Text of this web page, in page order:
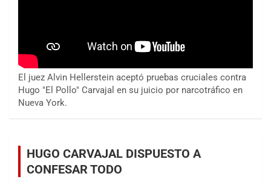
El juez Alvin Hellerstein aceptó pruebas cruciales contra
Hugo "El Pollo" Carvajal en su juicio por narcotráfico en
Nueva York.
HUGO CARVAJAL DISPUESTO A
CONFESAR TODO